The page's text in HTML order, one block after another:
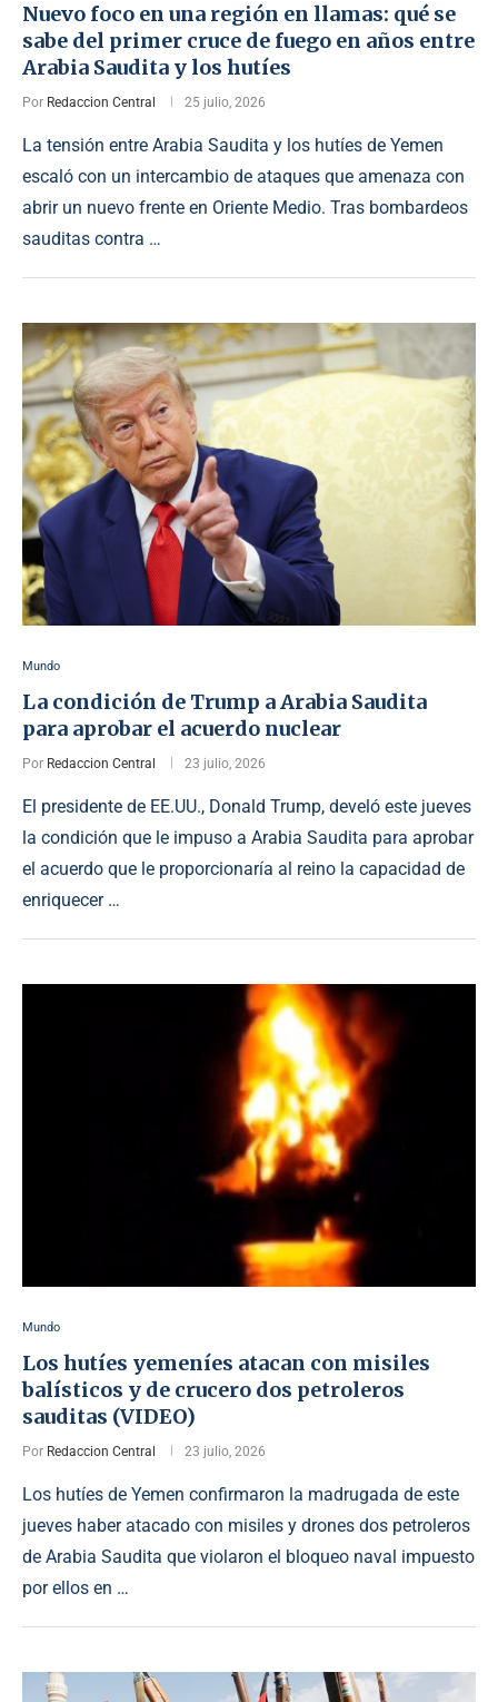
Nuevo foco en una región en llamas: qué se
sabe del primer cruce de fuego en años entre
Arabia Saudita y los hutíes
Por Redaccion Central 25 julio, 2026
La tensión entre Arabia Saudita y los hutíes de Yemen
escaló con un intercambio de ataques que amenaza con
abrir un nuevo frente en Oriente Medio. Tras bombardeos
sauditas contra …
Mundo
La condición de Trump a Arabia Saudita
para aprobar el acuerdo nuclear
Por Redaccion Central 23 julio, 2026
El presidente de EE.UU., Donald Trump, develó este jueves
la condición que le impuso a Arabia Saudita para aprobar
el acuerdo que le proporcionaría al reino la capacidad de
enriquecer …
Mundo
Los hutíes yemeníes atacan con misiles
balísticos y de crucero dos petroleros
sauditas (VIDEO)
Por Redaccion Central 23 julio, 2026
Los hutíes de Yemen confirmaron la madrugada de este
jueves haber atacado con misiles y drones dos petroleros
de Arabia Saudita que violaron el bloqueo naval impuesto
por ellos en …